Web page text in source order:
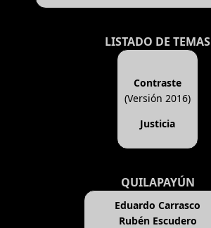
LISTADO DE TEMAS
Contraste
(Versión 2016)
Justicia
QUILAPAYÚN
Eduardo Carrasco
Rubén Escudero